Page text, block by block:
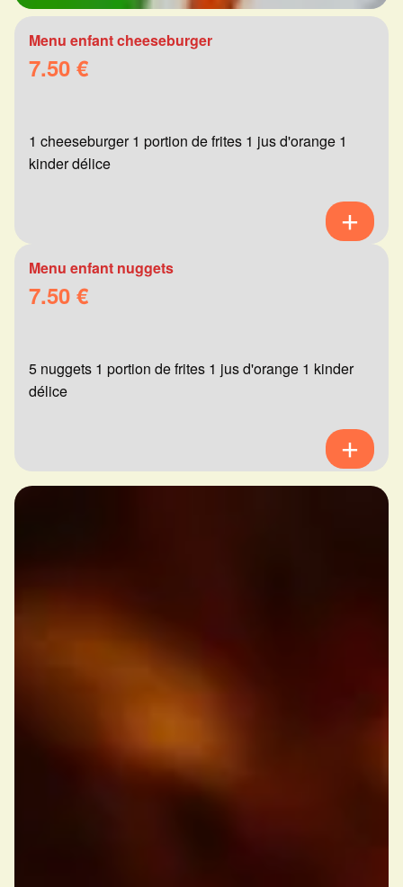
Menu enfant cheeseburger
7.50 €
1 cheeseburger 1 portion de frites 1 jus d'orange 1
kinder délice
Menu enfant nuggets
7.50 €
5 nuggets 1 portion de frites 1 jus d'orange 1 kinder
délice